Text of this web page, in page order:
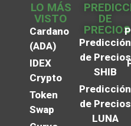
LO MÁS
VISTO
Cardano
(ADA)
IDEX
Crypto
Token
Swap
DE
PRECIOS
Predicción
de Precios
SHIB
Predicción
de Precios
LUNA